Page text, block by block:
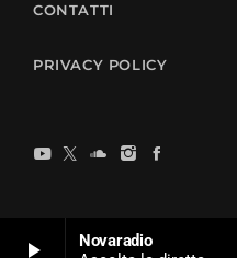
play_arrow
Novaradio
CONTATTI
PRIVACY POLICY